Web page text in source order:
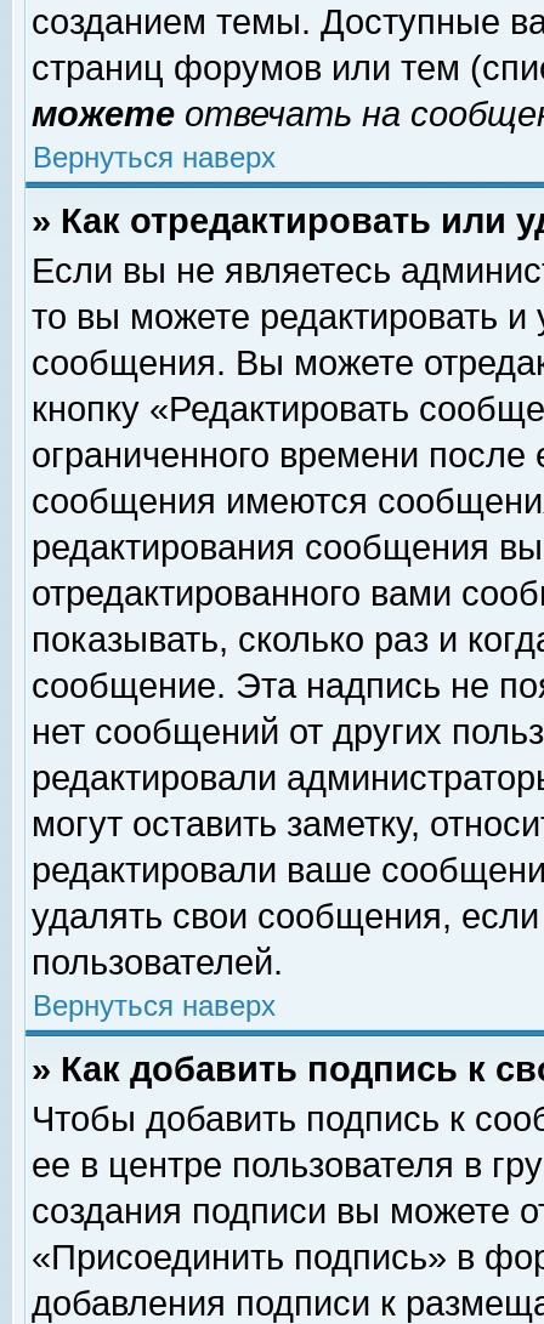
созданием темы. Доступные
страниц форумов или тем
можете отвечать на
Вернуться наверх
» Как отредактировать или
Если вы не являетесь
то вы можете редактировать и
сообщения. Вы можете
кнопку «Редактировать
ограниченного времени
сообщения имеются
редактирования сообщения
отредактированного вами
показывать, сколько раз и
сообщение. Эта надпись не
нет сообщений от других
редактировали
могут оставить заметку,
редактировали ваше
удалять свои сообщения,
пользователей.
Вернуться наверх
» Как добавить подпись к
Чтобы добавить подпись к
ее в центре пользователя в
создания подписи вы можете
«Присоединить подпись» в
добавления подписи к